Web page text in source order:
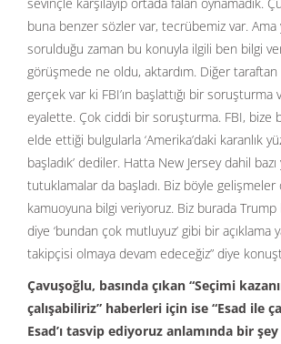
buna benzer sözler var, tecrübemiz var. Ama
sorulduğu zaman bu konuyla ilgili ben bilgi
görüşmede ne oldu, aktardım. Diğer taraftan
gerçek var ki FBI’ın başlattığı bir soruşturma
eyalette. Çok ciddi bir soruşturma. FBI, bize
elde ettiği bulgularla ‘Amerika’daki karanlık
başladık’ dediler. Hatta New Jersey dahil
tutuklamalar da başladı. Biz böyle gelişmeler
kamuoyuna bilgi veriyoruz. Biz burada
diye ‘bundan çok mutluyuz’ gibi bir açıklama
takipçisi olmaya devam edeceğiz” diye
Çavuşoğlu, basında çıkan “Seçimi
çalışabiliriz” haberleri için ise “Esad ile
Esad’ı tasvip ediyoruz anlamında bir